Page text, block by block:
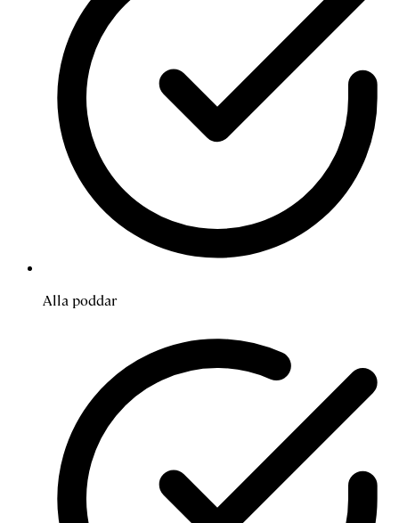
Alla poddar